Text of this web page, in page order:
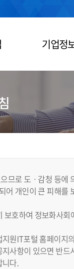
기업정
므로 도ㆍ감청 등에
개인이 큰 피해를
호하여 정보화사
원IT포털 홈페이지
사항이 있으면 반드
다.